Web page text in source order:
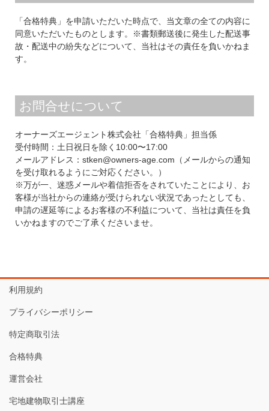
「合格特典」を申請いただいた時点で、当文章の全ての内容に
同意いただいたものとします。※書類郵送後に発生した配送事
故・配送中の紛失などについて、当社はその責任を負いかねま
す。
お問合せについて
オーナーズエージェント株式会社「合格特典」担当係
受付時間：土日祝日を除く10:00〜17:00
メールアドレス：stken@owners-age.com（メールからの通知
を受け取れるようにご対応ください。）
※万が一、迷惑メールや着信拒否をされていたことにより、お
客様が当社からの連絡が受けられない状況であったとしても、
申請の遅延等によるお客様の不利益について、当社は責任を負
いかねますのでご了承くださいませ。
利用規約
プライバシーポリシー
特定商取引法
合格特典
運営会社
宅地建物取引士講座